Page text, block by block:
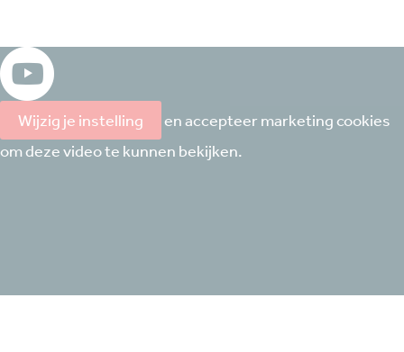
Wijzig je instelling
en accepteer marketing cookies
om deze video te kunnen bekijken.